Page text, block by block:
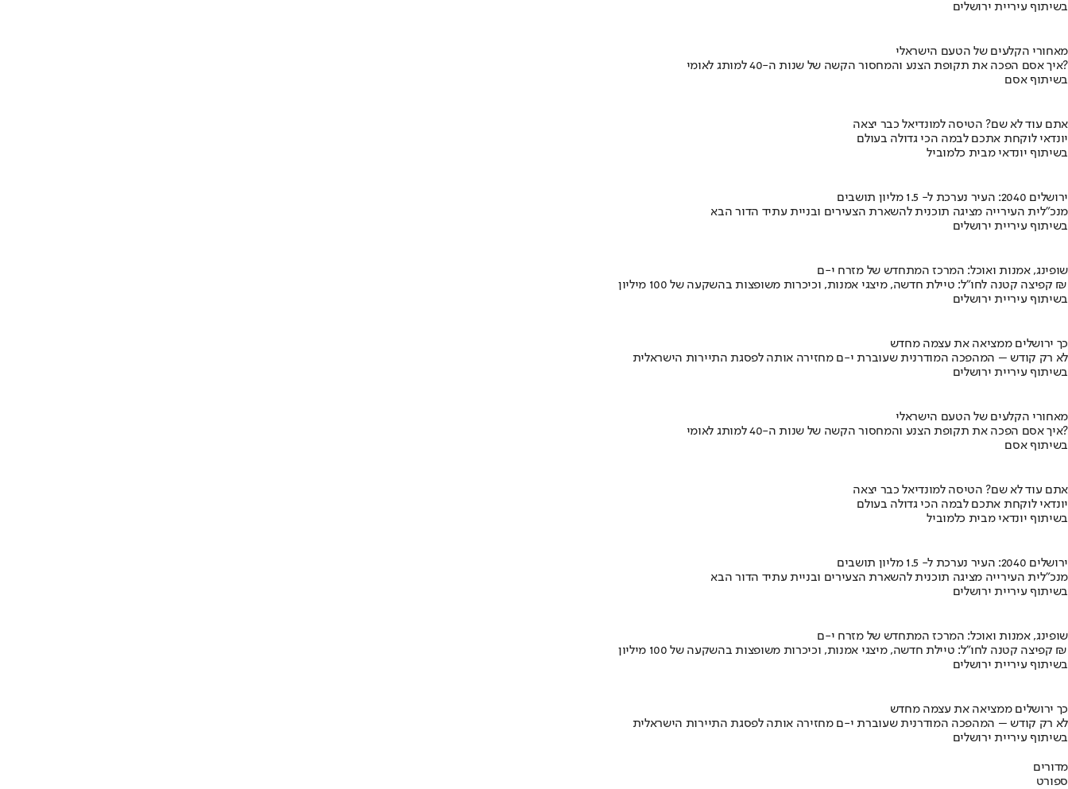
בשיתוף עיריית ירושלים
מאחורי הקלעים של הטעם הישראלי
איך אסם הפכה את תקופת הצנע והמחסור הקשה של שנות ה-40 למותג לאומי?
בשיתוף אסם
אתם עוד לא שם? הטיסה למונדיאל כבר יצאה
יונדאי לוקחת אתכם לבמה הכי גדולה בעולם
בשיתוף יונדאי מבית כלמוביל
ירושלים 2040: העיר נערכת ל- 1.5 מליון תושבים
מנכ"לית העירייה מציגה תוכנית להשארת הצעירים ובניית עתיד הדור הבא
בשיתוף עיריית ירושלים
שופינג, אמנות ואוכל: המרכז המתחדש של מזרח י-ם
קפיצה קטנה לחו"ל: טיילת חדשה, מיצגי אמנות, וכיכרות משופצות בהשקעה של 100 מיליון ₪
בשיתוף עיריית ירושלים
כך ירושלים ממציאה את עצמה מחדש
לא רק קודש – המהפכה המודרנית שעוברת י-ם מחזירה אותה לפסגת התיירות הישראלית
בשיתוף עיריית ירושלים
מאחורי הקלעים של הטעם הישראלי
איך אסם הפכה את תקופת הצנע והמחסור הקשה של שנות ה-40 למותג לאומי?
בשיתוף אסם
אתם עוד לא שם? הטיסה למונדיאל כבר יצאה
יונדאי לוקחת אתכם לבמה הכי גדולה בעולם
בשיתוף יונדאי מבית כלמוביל
ירושלים 2040: העיר נערכת ל- 1.5 מליון תושבים
מנכ"לית העירייה מציגה תוכנית להשארת הצעירים ובניית עתיד הדור הבא
בשיתוף עיריית ירושלים
שופינג, אמנות ואוכל: המרכז המתחדש של מזרח י-ם
קפיצה קטנה לחו"ל: טיילת חדשה, מיצגי אמנות, וכיכרות משופצות בהשקעה של 100 מיליון ₪
בשיתוף עיריית ירושלים
כך ירושלים ממציאה את עצמה מחדש
לא רק קודש – המהפכה המודרנית שעוברת י-ם מחזירה אותה לפסגת התיירות הישראלית
בשיתוף עיריית ירושלים
מדורים
ספורט